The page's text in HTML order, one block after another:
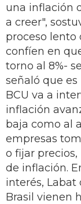
una inflación
a creer",
proceso lento
confíen en
torno al 8%-
señaló que
BCU va a
inflación
baja como al
empresas
o fijar precios,
de inflación.
interés, Labat
Brasil vienen